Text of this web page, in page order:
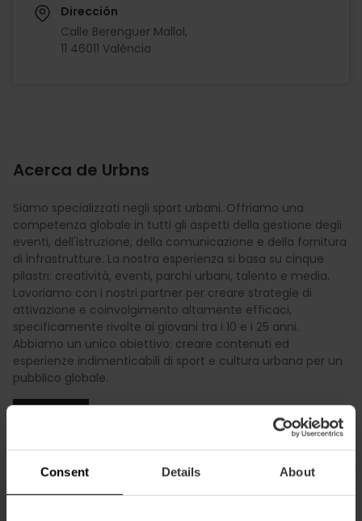
Consent Details About
Dirección
Calle Berenguer Mallol,
11 46011 València
Acerca de Urbns
Siamo specializzati negli sport urbani. Offriamo una
competenza globale in tutti gli aspetti della gestione degli
eventi, dell'istruzione, della comunicazione e della fornitura
di infrastrutture. La nostra esperienza si basa su cinque
pilastri: creatività, eventi, parchi urbani, talento e media.
Lavoriamo con i nostri partner per creare strategie di
attivazione e coinvolgimento altamente efficaci,
specificamente rivolte ai giovani tra i 10 e i 25 anni.
Abbiamo un unico obiettivo: creare contenuti ed
esperienze indimenticabili di sport e cultura urbana per un
pubblico globale.